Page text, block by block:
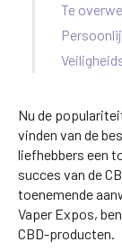
Te
Nu de
vinden van de
liefhebbers een
succes van de
toenemende
Vaper Expos,
CBD-producten.